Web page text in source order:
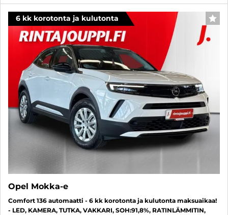
6 kk korotonta ja kulutonta
Opel Mokka-e
Comfort 136 automaatti - 6 kk korotonta ja kulutonta maksuaikaa!
- LED, KAMERA, TUTKA, VAKKARI, SOH:91,8%, RATINLÄMMITIN,